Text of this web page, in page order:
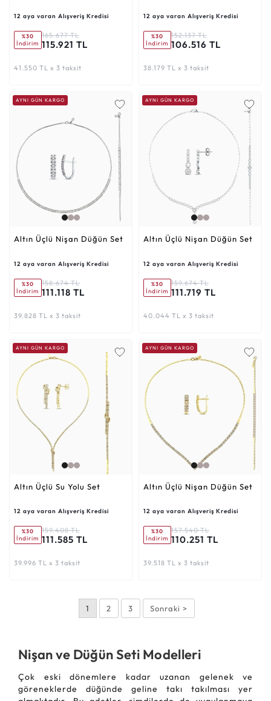
12 aya varan Alışveriş Kredisi
%30
İndirim
165.677 TL
115.921 TL
41.550 TL x 3 taksit
12 aya varan Alışveriş Kredisi
%30
İndirim
152.137 TL
106.516 TL
38.179 TL x 3 taksit
AYNI GÜN KARGO
Altın Üçlü Nişan Düğün Set
12 aya varan Alışveriş Kredisi
%30
İndirim
158.674 TL
111.118 TL
39.828 TL x 3 taksit
AYNI GÜN KARGO
Altın Üçlü Nişan Düğün Set
12 aya varan Alışveriş Kredisi
%30
İndirim
159.674 TL
111.719 TL
40.044 TL x 3 taksit
AYNI GÜN KARGO
Altın Üçlü Su Yolu Set
12 aya varan Alışveriş Kredisi
%30
İndirim
159.408 TL
111.585 TL
39.996 TL x 3 taksit
AYNI GÜN KARGO
Altın Üçlü Nişan Düğün Set
12 aya varan Alışveriş Kredisi
%30
İndirim
157.540 TL
110.251 TL
39.518 TL x 3 taksit
1 2 3 Sonraki >
Nişan ve Düğün Seti Modelleri
Çok eski dönemlere kadar uzanan gelenek ve
göreneklerde düğünde geline takı takılması yer